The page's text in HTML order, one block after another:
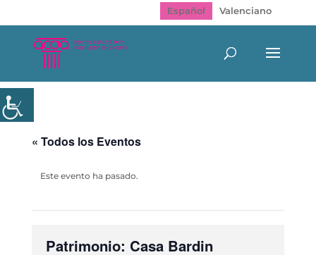
Español Valenciano
« Todos los Eventos
Este evento ha pasado.
Patrimonio: Casa Bardin